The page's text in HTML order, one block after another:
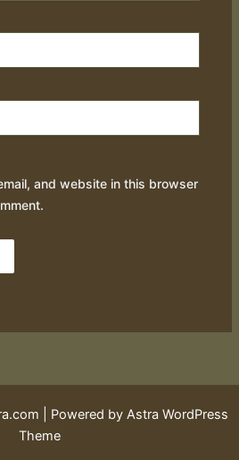
and website in this browser
| Powered by Astra WordPress
Theme